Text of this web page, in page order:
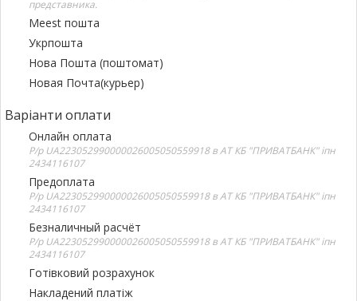
представника.
Meest пошта
Укрпошта
Нова Пошта (поштомат)
Новая Почта(курьер)
Варіанти оплати
Онлайн оплата
Р/р UA223052990000026005050559918 в АТ КБ "ПРИВАТБАНК" іпн
2434116107
Предоплата
Р/р UA223052990000026005050559918 в АТ КБ "ПРИВАТБАНК" іпн
2434116107
Безналичный расчёт
Р/р UA223052990000026005050559918 в АТ КБ "ПРИВАТБАНК" іпн
2434116107
Готівковий розрахунок
Накладений платіж